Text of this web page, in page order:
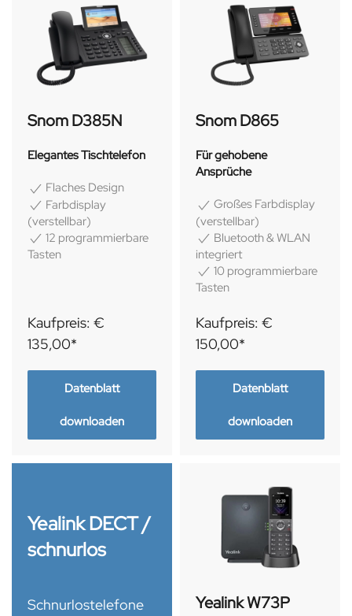
Snom D385N
Elegantes Tischtelefon
Flaches Design
Farbdisplay
(verstellbar)
12 programmierbare
Tasten
Kaufpreis: €
135,00*
Datenblatt
downloaden
Snom D865
Für gehobene
Ansprüche
Großes Farbdisplay
(verstellbar)
Bluetooth & WLAN
integriert
10 programmierbare
Tasten
Kaufpreis: €
150,00*
Datenblatt
downloaden
Yealink DECT /
schnurlos
Schnurlostelefone
Yealink W73P